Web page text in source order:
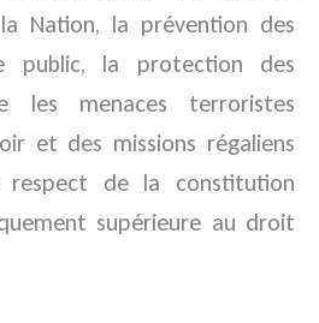
Nation, la prévention des
public, la protection des
les menaces terroristes
et des missions régaliens
respect de la constitution
supérieure au droit